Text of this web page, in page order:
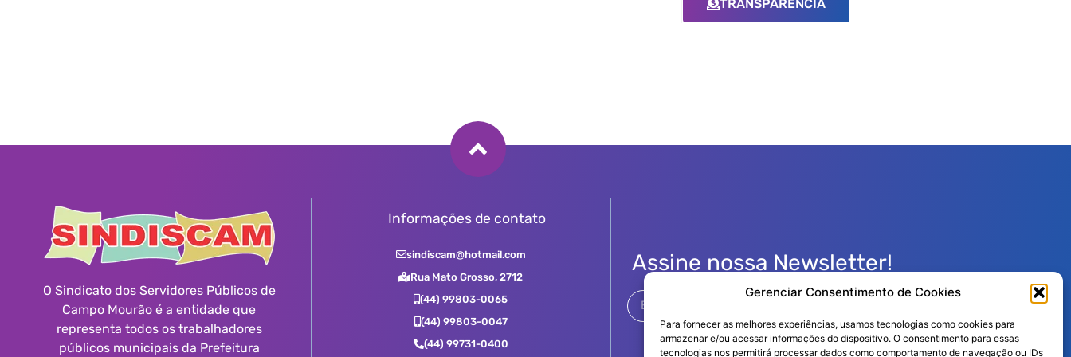
Gerenciar Consentimento de Cookies
Para fornecer as melhores experiências, usamos tecnologias como cookies para
armazenar e/ou acessar informações do dispositivo. O consentimento para essas
tecnologias nos permitirá processar dados como comportamento de navegação ou IDs
TRANSPARÊNCIA
O Sindicato dos Servidores Públicos de
Campo Mourão é a entidade que
representa todos os trabalhadores
públicos municipais da Prefeitura
Informações de contato
sindiscam@hotmail.com
Rua Mato Grosso, 2712
(44) 99803-0065
(44) 99803-0047
(44) 99731-0400
Assine nossa Newsletter!
Enviar